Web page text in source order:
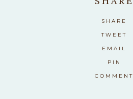
SHARE
TWEET
EMAIL
PIN
COMMENT